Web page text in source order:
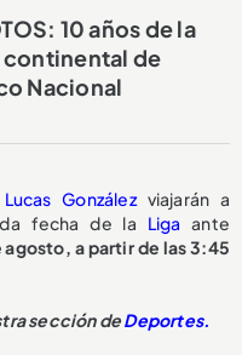
10 años de la
de
Nacional
Lucas González viajarán a
fecha de la Liga ante
agosto, a partir de las 3:45
sección deDeportes.